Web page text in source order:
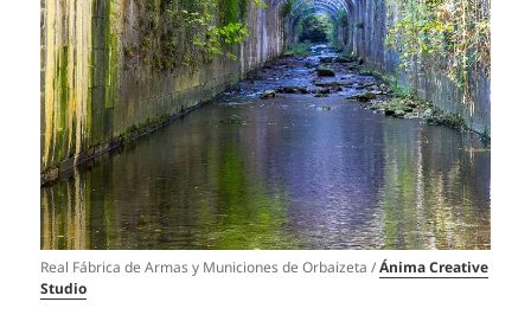
Real Fábrica de Armas y Municiones de Orbaizeta /Ánima Creative
Studio